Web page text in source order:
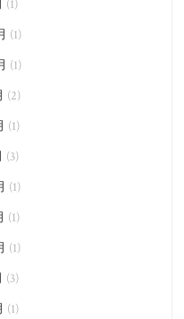
(1)
(1)
(1)
(2)
(1)
(3)
(1)
(1)
(1)
(3)
(1)